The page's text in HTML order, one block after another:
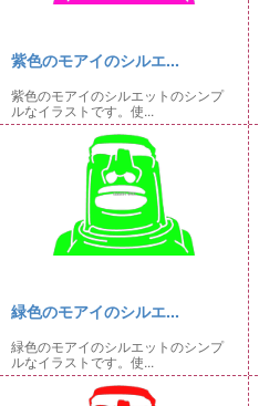
紫色のモアイのシルエ...
紫色のモアイのシルエットのシンプ
ルなイラストです。使...
緑色のモアイのシルエ...
緑色のモアイのシルエットのシンプ
ルなイラストです。使...